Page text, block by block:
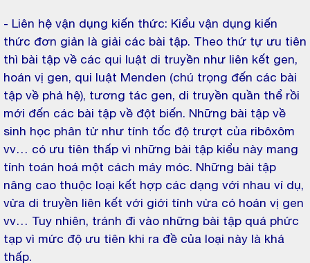
- Liên hệ vận dụng kiến thức: Kiểu vận dụng kiến
thức đơn giản là giải các bài tập. Theo thứ tự ưu tiên
thì bài tập về các qui luật di truyền như liên kết gen,
hoán vị gen, qui luật Menden (chú trọng đến các bài
tập về phả hệ), tương tác gen, di truyền quần thể rồi
mới đến các bài tập về đột biến. Những bài tập về
sinh học phân tử như tính tốc độ trượt của ribôxôm
vv… có ưu tiên thấp vì những bài tập kiểu này mang
tính toán hoá một cách máy móc. Những bài tập
nâng cao thuộc loại kết hợp các dạng với nhau ví dụ,
vừa di truyền liên kết với giới tính vừa có hoán vị gen
vv… Tuy nhiên, tránh đi vào những bài tập quá phức
tạp vì mức độ ưu tiên khi ra đề của loại này là khá
thấp.